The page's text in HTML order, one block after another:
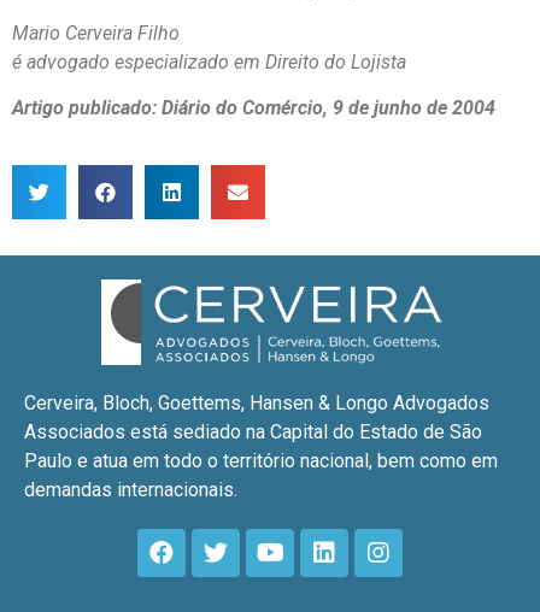
Mario Cerveira Filho
é advogado especializado em Direito do Lojista
Artigo publicado: Diário do Comércio, 9 de junho de 2004
Cerveira, Bloch, Goettems, Hansen & Longo Advogados
Associados está sediado na Capital do Estado de São
Paulo e atua em todo o território nacional, bem como em
demandas internacionais.